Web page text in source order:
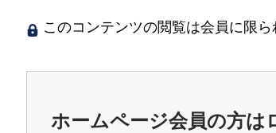
このコンテンツの閲覧は会員に限
ホームページ会員の方は